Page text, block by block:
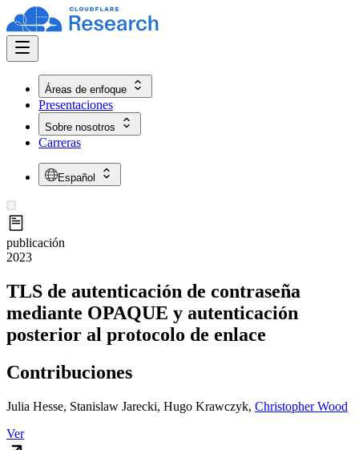
Áreas de enfoque
Presentaciones
Sobre nosotros
Carreras
Español
publicación
2023
TLS de autenticación de contraseña
mediante OPAQUE y autenticación
posterior al protocolo de enlace
Contribuciones
Julia Hesse, Stanislaw Jarecki, Hugo Krawczyk, Christopher Wood
Ver